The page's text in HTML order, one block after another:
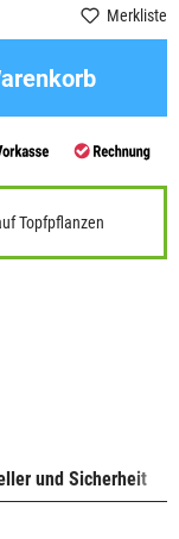
Merkliste
Topfpflanzen
und Sicherheit